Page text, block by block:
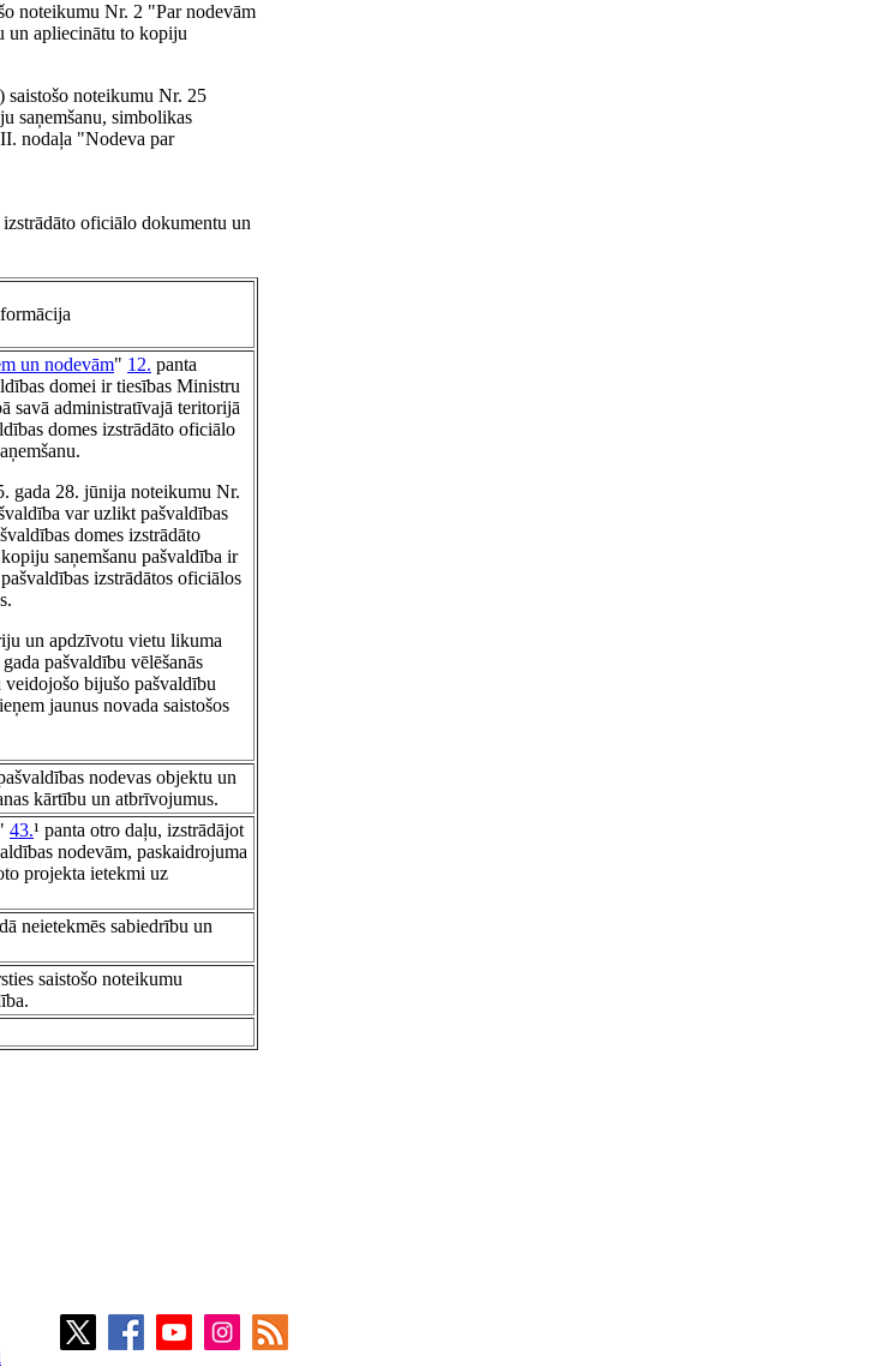
noteikumu Nr. 2 "Par nodevām
un apliecinātu to kopiju
saistošo noteikumu Nr. 25
saņemšanu, simbolikas
nodaļa "Nodeva par
oficiālo dokumentu un
un nodevām" 12. panta
domei ir tiesības Ministru
savā administratīvajā teritorijā
domes izstrādāto oficiālo
gada 28. jūnija noteikumu Nr.
var uzlikt pašvaldības
domes izstrādāto
saņemšanu pašvaldība ir
izstrādātos oficiālos
un apdzīvotu vietu likuma
pašvaldību vēlēšanās
bijušo pašvaldību
jaunus novada saistošos
nodevas objektu un
kārtību un atbrīvojumus.
43.¹ panta otro daļu, izstrādājot
nodevām, paskaidrojuma
projekta ietekmi uz
neietekmēs sabiedrību un
saistošo noteikumu